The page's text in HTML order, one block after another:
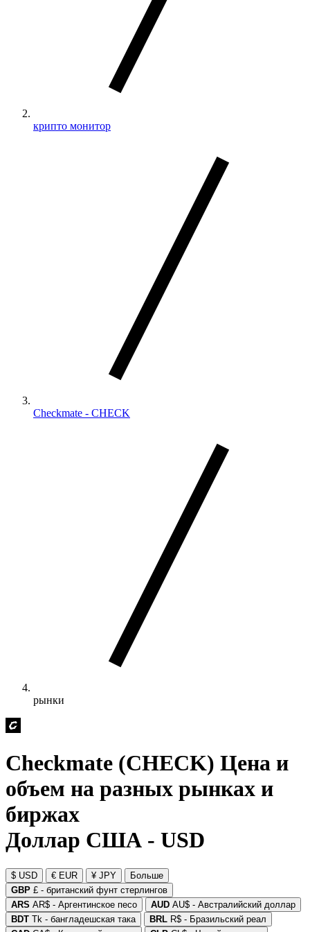
крипто монитор
Checkmate - CHECK
рынки
Checkmate (CHECK) Цена и
объем на разных рынках и
биржах
Доллар США - USD
$ USD € EUR ¥ JPY
Больше
GBP £ - британский фунт стерлингов
ARS AR$ - Аргентинское песо AUD AU$ - Австралийский доллар
BDT Tk - бангладешская така BRL R$ - Бразильский реал